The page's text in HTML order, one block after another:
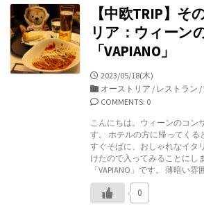
【中欧TRIP】
リア：ウィーン
「VAPIANO」
公
開
日
2023/05/18(木)
カ
テ
リ
ー
オーストリア / レストラン /
COMMENTS: 0
こんにちは。ウィーンのコン
す。 ホテルの方に帰ってくる
すぐそばに、おしゃれなイタ
けたので入ってみることにし
「VAPIANO」です。 薄暗い雰
0